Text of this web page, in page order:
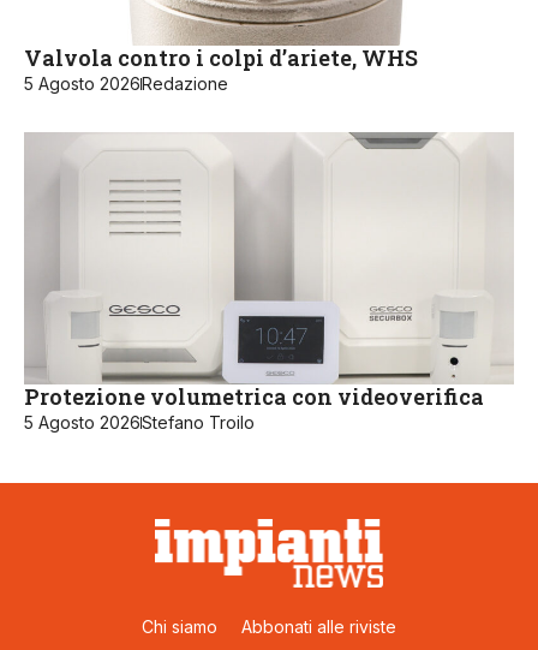
Valvola contro i colpi d’ariete, WHS
5 Agosto 2026Redazione
Protezione volumetrica con videoverifica
5 Agosto 2026Stefano Troilo
Chi siamo Abbonati alle riviste